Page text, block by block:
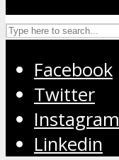
Facebook
Twitter
Instagram
Linkedin